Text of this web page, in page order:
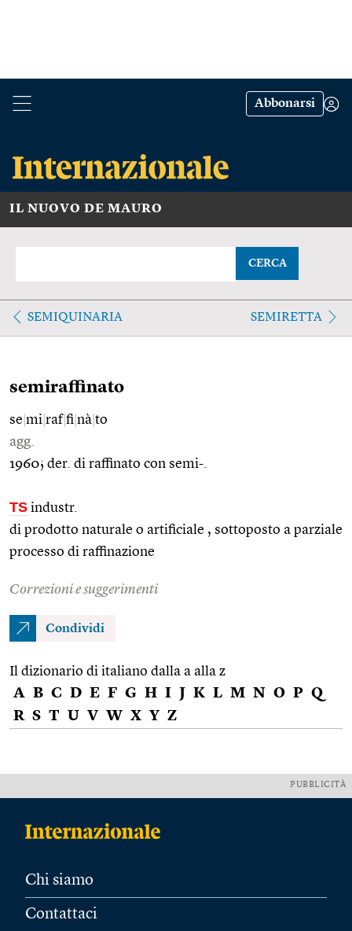
Abbonarsi
IL NUOVO DE MAURO
CERCA
SEMIQUINARIA SEMIRETTA
semiraffinato
se mi raf|fi nà to
agg.
1960; der. di raffinato con semi-.
TS industr.
di prodotto naturale o artificiale , sottoposto a parziale
processo di raffinazione
Correzioni e suggerimenti
Condividi
Il dizionario di italiano dalla a alla z
A B C D E F G H I J K L M N O P Q
R S T U V W X Y Z
PUBBLICITÀ
Chi siamo
Contattaci